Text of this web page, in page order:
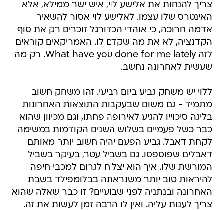
צריך להנחות את אלישע לוי, איש ישר ממילא, אלא
האינטרס שלו עצמו. לאלישע לוי אסור להשאיר
אדמה חרוכה, כי אוהדי הכדורגל זוכרים רק את סוף
הקדנציה, לא את מה שקדם לו. האמריקאים קוראים
לזה What have you done for me lately. רק מה
שעשית לאחרונה נחשב.
ללוי יש משחק גביע ביום רביעי. זהו משחק חשוב
מתמיד - גם משום שבעקבות התוצאות האחרונות
בליגה סיכוייו להגיע לאירופה פחתו, וגם מכיוון שהוא
כבר כשל פעמיים בשלוש השנים הקודמות במשימה
לקחת דאבל. גביע הפעם יהיה חשוב יותר מאותם
דאבלים שפוספסו. גם בשביל עטר, בעיקר בשביל
המורשת שלו. איך הוא יצליח לגרום למכבי חיפה
להיראות טוב יותר משנראתה בבלומפילד בשבת
האחרונה ובנתניה לפני שבועיים? זו כבר שאלה שהוא
צריך לענות עליה. ואין לו הרבה זמן לעשות את זה.